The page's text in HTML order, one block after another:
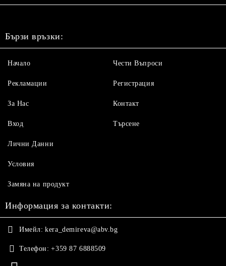
Бързи връзки:
Начало
Рекламации
За Нас
Вход
Чести Въпроси
Регистрация
Контакт
Търсене
Лични Данни
Условия
Замяна на продукт
Информация за контакти:
Имейл: kera_demireva@abv.bg
Телефон: +359 87 6888509